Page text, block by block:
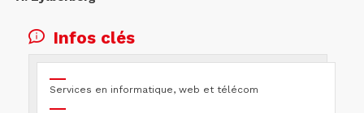
Infos clés
Services en informatique, web et télécom